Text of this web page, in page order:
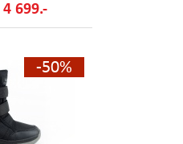
4 699.-
-50%